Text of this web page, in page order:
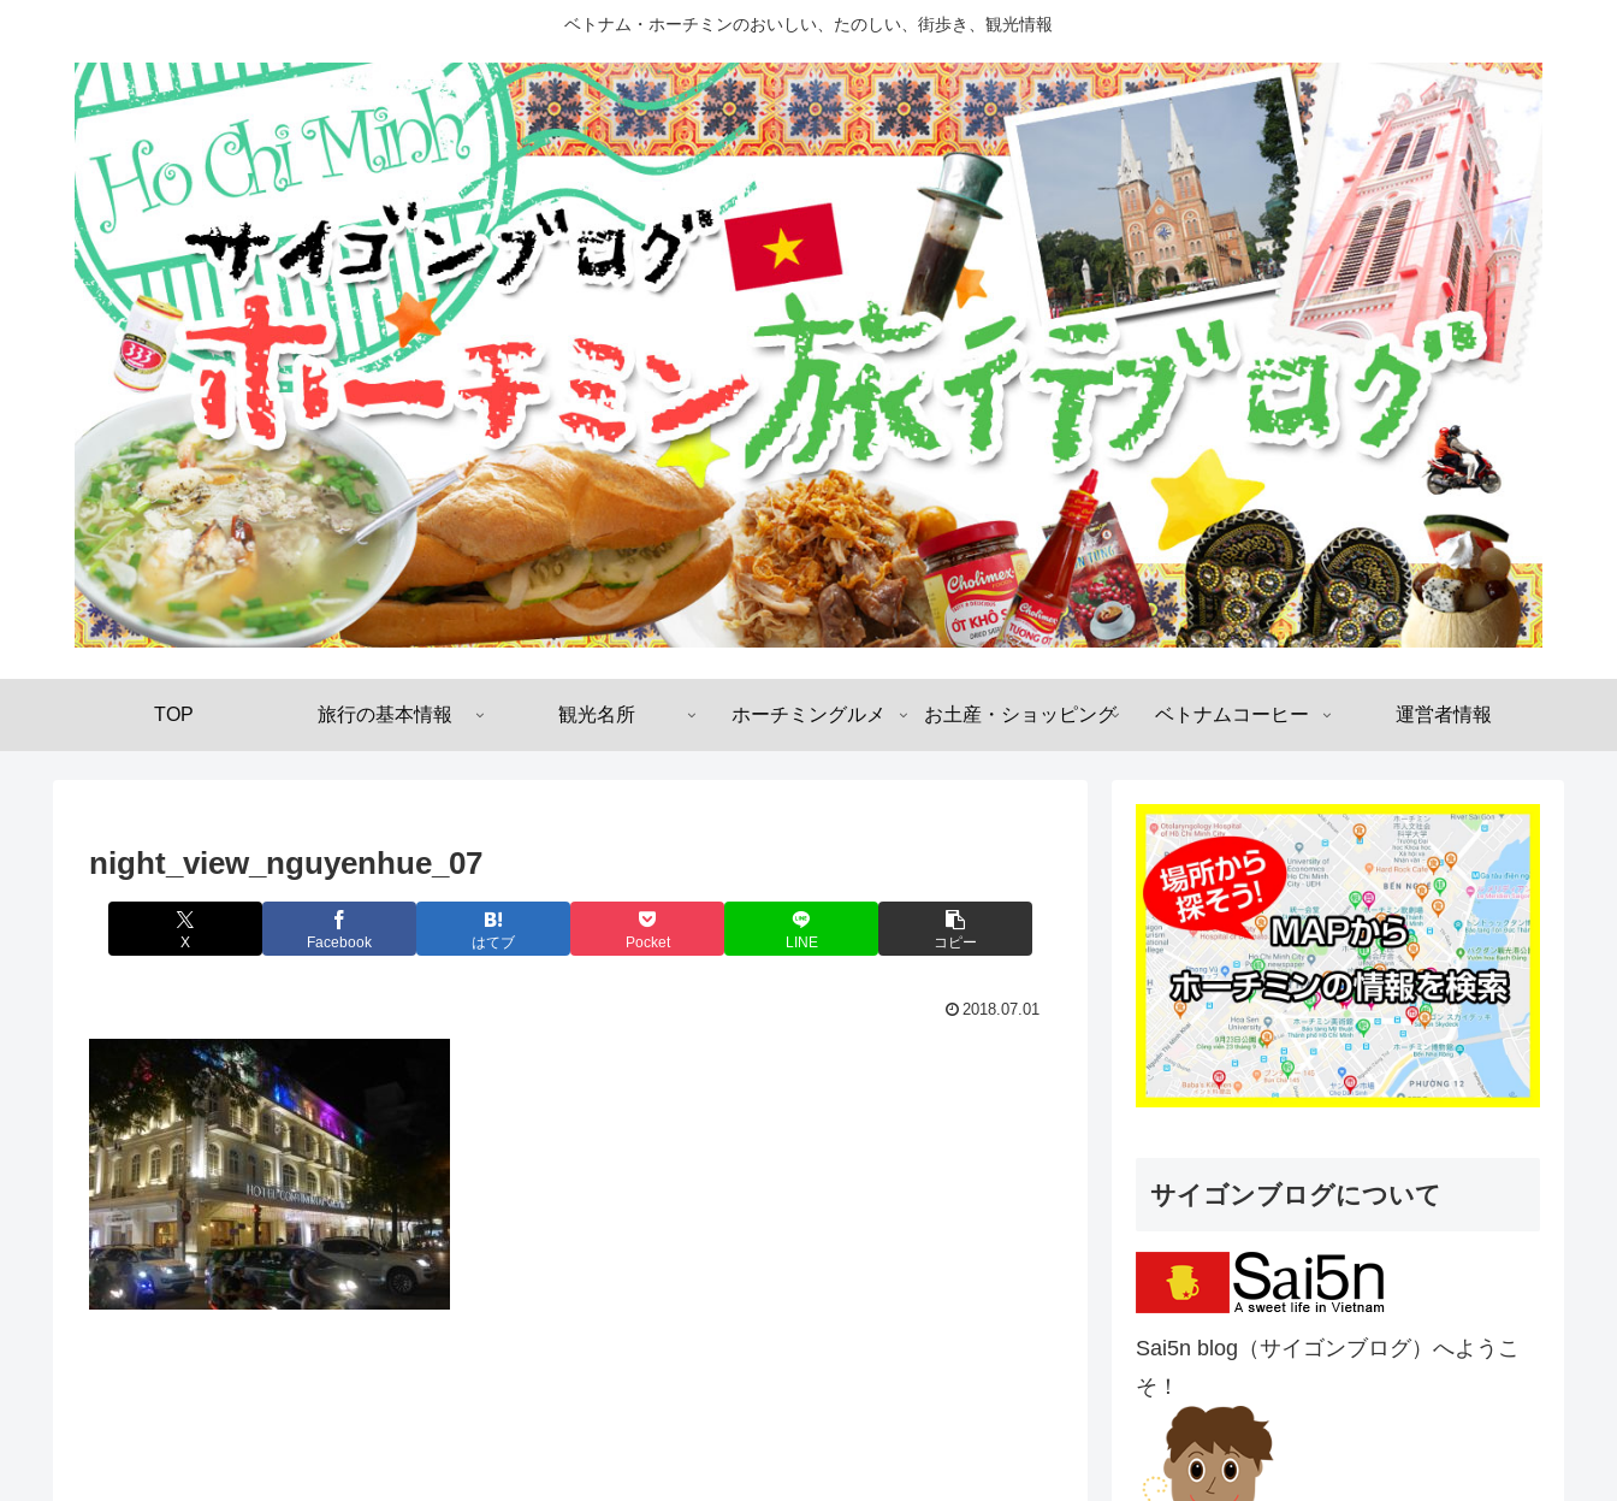
ベトナム・ホーチミンのおいしい、たのしい、街歩き、観光情報
TOP 旅行の基本情報 観光名所 ホーチミングルメ お土産・ショッピング ベトナムコーヒー 運営者情報
night_view_nguyenhue_07
X Facebook はてブ Pocket LINE コピー
2018.07.01
サイゴンブログについて
Sai5n blog（サイゴンブログ）へようこ
そ！